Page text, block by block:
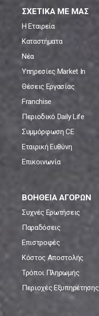
ΣΧΕΤΙΚΑ ΜΕ ΜΑΣ
Η Εταιρεία
Καταστήματα
Νέα
Υπηρεσίες Market In
Θέσεις Εργασίας
Franchise
Περιοδικό Daily Life
Συμμόρφωση CE
Εταιρική Ευθύνη
Επικοινωνία
ΒΟΗΘΕΙΑ ΑΓΟΡΩΝ
Συχνές Ερωτήσεις
Παραδόσεις
Επιστροφές
Κόστος Αποστολής
Τρόποι Πληρωμής
Περιοχές Εξυπηρέτησης